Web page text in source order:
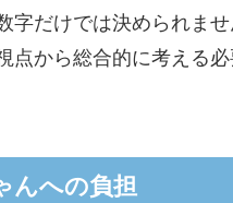
字だけでは決められま
点から総合的に考える必
んへの負担